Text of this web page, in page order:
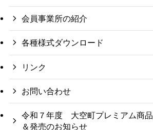
会員事業所の紹介
各種様式ダウンロード
リンク
お問い合わせ
令和７年度 大空町プレミアム商
＆発売のお知らせ